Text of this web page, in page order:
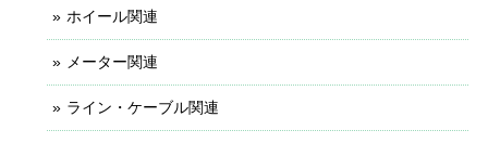
ホイール関連
メーター関連
ライン・ケーブル関連